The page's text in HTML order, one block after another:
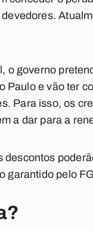
o governo
Paulo e vão ter
Para isso, os
a dar para a
garantido pelo